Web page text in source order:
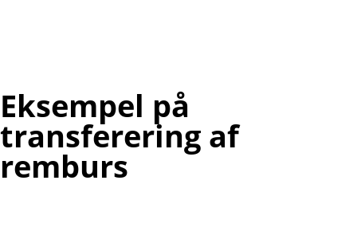
Eksempel på
transferering af
remburs